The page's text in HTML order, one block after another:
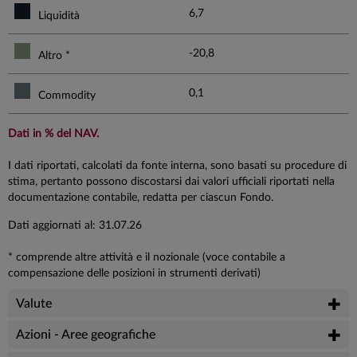
Liquidità 6,7
Altro * -20,8
Commodity 0,1
Dati in % del NAV.
I dati riportati, calcolati da fonte interna, sono basati su procedure di
stima, pertanto possono discostarsi dai valori ufficiali riportati nella
documentazione contabile, redatta per ciascun Fondo.
Dati aggiornati al: 31.07.26
* comprende altre attività e il nozionale (voce contabile a
compensazione delle posizioni in strumenti derivati)
Valute
Azioni - Aree geografiche